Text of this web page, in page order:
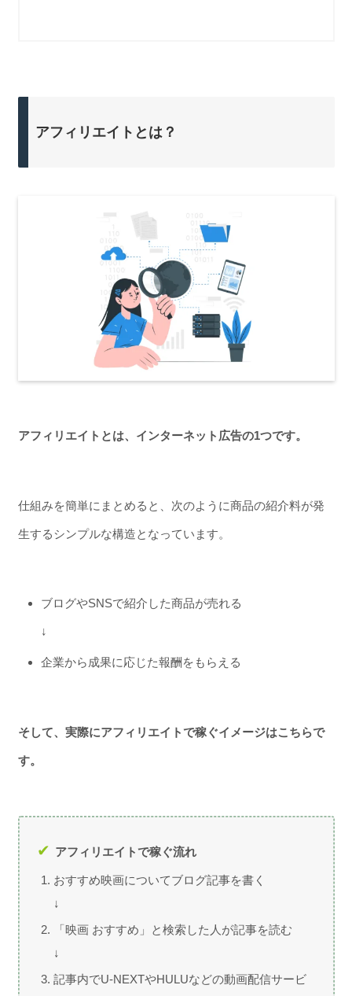
アフィリエイトとは？
アフィリエイトとは、インターネット広告の1つです。
仕組みを簡単にまとめると、次のように商品の紹介料が発
生するシンプルな構造となっています。
ブログやSNSで紹介した商品が売れる
↓
企業から成果に応じた報酬をもらえる
そして、実際にアフィリエイトで稼ぐイメージはこちらで
す。
アフィリエイトで稼ぐ流れ
おすすめ映画についてブログ記事を書く
↓
「映画 おすすめ」と検索した人が記事を読む
↓
記事内でU-NEXTやHULUなどの動画配信サービ